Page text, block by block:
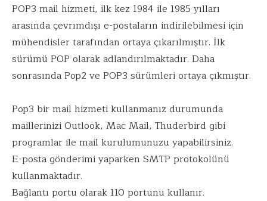
POP3 mail hizmeti, ilk kez 1984 ile 1985 yılları
arasında çevrımdışı e-postaların indirilebilmesi için
mühendisler tarafından ortaya çıkarılmıştır. İlk
sürümü POP olarak adlandırılmaktadır. Daha
sonrasında Pop2 ve POP3 sürümleri ortaya çıkmıştır.
Pop3 bir mail hizmeti kullanmanız durumunda
maillerinizi Outlook, Mac Mail, Thuderbird gibi
programlar ile mail kurulumunuzu yapabilirsiniz.
E-posta gönderimi yaparken SMTP protokolünü
kullanmaktadır.
Bağlantı portu olarak 110 portunu kullanır.